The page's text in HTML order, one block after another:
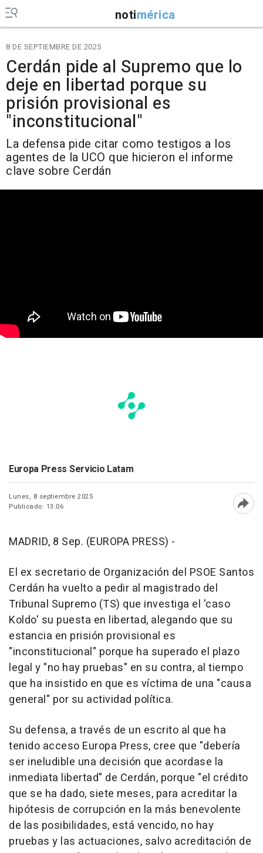
notimérica
8 DE SEPTIEMBRE DE 2025
Cerdán pide al Supremo que lo
deje en libertad porque su
prisión provisional es
"inconstitucional"
La defensa pide citar como testigos a los
agentes de la UCO que hicieron el informe
clave sobre Cerdán
Europa Press Servicio Latam
Lunes, 8 septiembre 2025
Publicado: 13:06
MADRID, 8 Sep. (EUROPA PRESS) -
El ex secretario de Organización del PSOE Santos
Cerdán ha vuelto a pedir al magistrado del
Tribunal Supremo (TS) que investiga el 'caso
Koldo' su puesta en libertad, alegando que su
estancia en prisión provisional es
"inconstitucional" porque ha superado el plazo
legal y "no hay pruebas" en su contra, al tiempo
que ha insistido en que es víctima de una "causa
general" por su actividad política.
Su defensa, a través de un escrito al que ha
tenido acceso Europa Press, cree que "debería
ser ineludible una decisión que acordase la
inmediata libertad" de Cerdán, porque "el crédito
que se ha dado, siete meses, para acreditar la
hipótesis de corrupción en la más benevolente
de las posibilidades, está vencido, no hay
pruebas y las actuaciones, salvo acreditación de